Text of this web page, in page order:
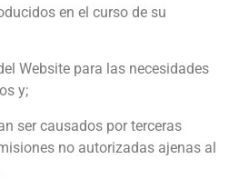
en el curso de su
Website para las necesidades
y;
ser causados por terceras
no autorizadas ajenas al